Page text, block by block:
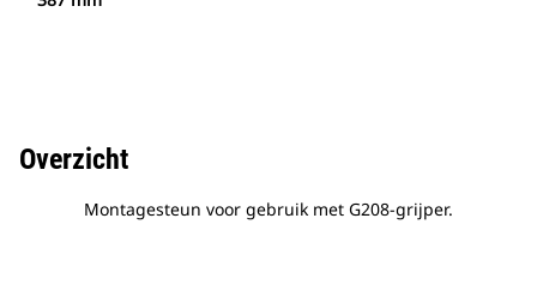
Overzicht
Montagesteun voor gebruik met G208-grijper.